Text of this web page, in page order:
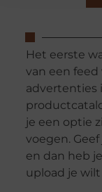
Het eerste
van een
advertenties
je een optie
voegen.
en dan heb
upload je